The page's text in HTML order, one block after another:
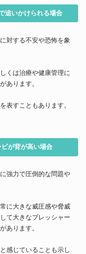
追いかけられる場合
対する不安や恐怖を象
くは治療や健康管理に
あります。
表すこともあります。
が背が高い場合
強力で圧倒的な問題や
に大きな威圧感や脅威
て大きなプレッシャー
あります。
感じていることも示し